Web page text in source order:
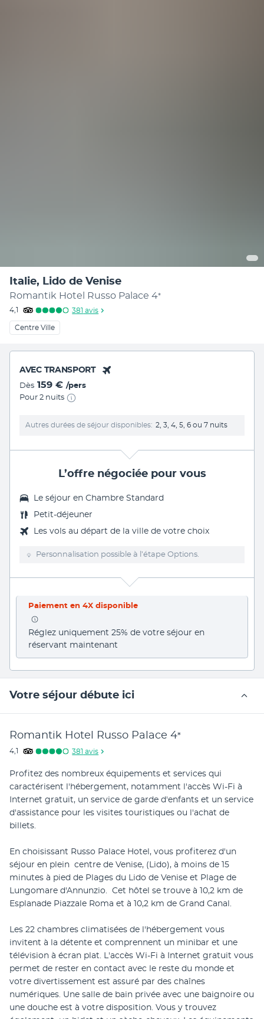
Italie, Lido de Venise
Romantik Hotel Russo Palace 4*
4,1 381 avis
Centre Ville
AVEC TRANSPORT
Dès 159 € /pers
Pour 2 nuits
Autres durées de séjour disponibles 2, 3, 4, 5, 6 ou 7 nuits
L’offre négociée pour vous
Le séjour en Chambre Standard
Petit-déjeuner
Les vols au départ de la ville de votre choix
Personnalisation possible à l’étape Options.
Paiement en 4X disponible
Réglez uniquement 25% de votre séjour en
réservant maintenant
Votre séjour débute ici
Romantik Hotel Russo Palace 4*
4,1 381 avis
Profitez des nombreux équipements et services qui
caractérisent l'hébergement, notamment l'accès Wi-Fi à
Internet gratuit, un service de garde d'enfants et un service
d'assistance pour les visites touristiques ou l'achat de
billets.
En choisissant Russo Palace Hotel, vous profiterez d'un
séjour en plein  centre de Venise, (Lido), à moins de 15
minutes à pied de Plages du Lido de Venise et Plage de
Lungomare d'Annunzio.  Cet hôtel se trouve à 10,2 km de
Esplanade Piazzale Roma et à 10,2 km de Grand Canal.
Les 22 chambres climatisées de l'hébergement vous
invitent à la détente et comprennent un minibar et une
télévision à écran plat. L'accès Wi-Fi à Internet gratuit vous
permet de rester en contact avec le reste du monde et
votre divertissement est assuré par des chaînes
numériques. Une salle de bain privée avec une baignoire ou
une douche est à votre disposition. Vous y trouvez